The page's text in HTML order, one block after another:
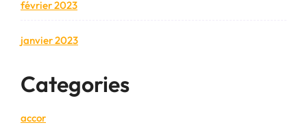
février 2023
janvier 2023
Categories
accor